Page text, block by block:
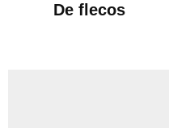
De flecos